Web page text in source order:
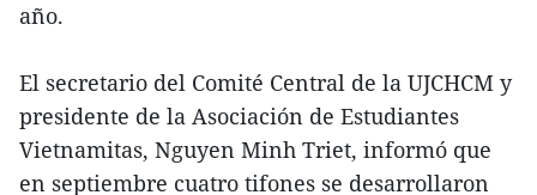
año.
El secretario del Comité Central de la UJCHCM y
presidente de la Asociación de Estudiantes
Vietnamitas, Nguyen Minh Triet, informó que
en septiembre cuatro tifones se desarrollaron